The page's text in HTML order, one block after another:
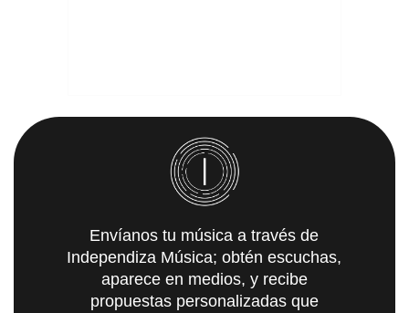
Envíanos tu música a través de
Independiza Música; obtén escuchas,
aparece en medios, y recibe
propuestas personalizadas que